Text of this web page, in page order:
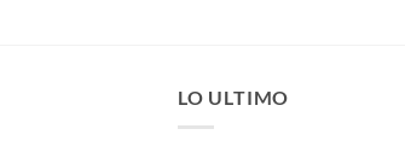
LO ULTIMO